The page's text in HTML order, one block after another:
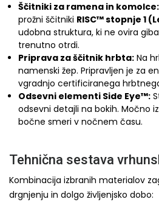
Ščitniki za ramena in komolce:
prožni ščitniki RISC™ stopnje 1
udobna struktura, ki ne ovira
trenutno otrdi.
Priprava za ščitnik hrbta: Na
namenski žep. Pripravljen je za
vgradnjo certificiranega
Odsevni elementi Side Eye™:
odsevni detajli na bokih. Močno
bočne smeri v nočnem času.
Tehnična sestava
Kombinacija izbranih materialov
drgnjenju in dolgo življenjsko dobo: